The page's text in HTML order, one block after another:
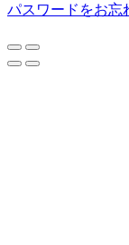
パスワードをお忘